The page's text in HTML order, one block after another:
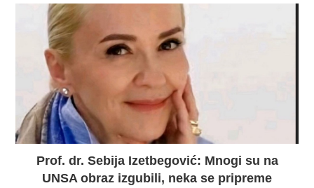
Prof. dr. Sebija Izetbegović: Mnogi su na
UNSA obraz izgubili, neka se pripreme